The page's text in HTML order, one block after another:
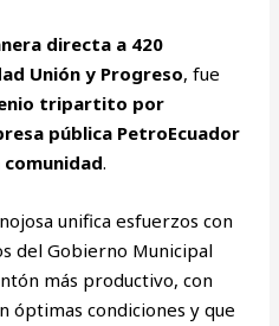
directa a 420
Unión y Progreso, fue
tripartito por
pública PetroEcuador
comunidad.
unifica esfuerzos con
del Gobierno Municipal
más productivo, con
óptimas condiciones y que